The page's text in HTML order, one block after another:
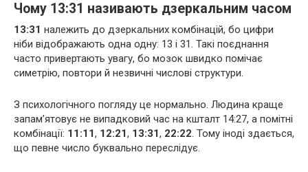
Чому 13:31 називають дзеркальним часом
13:31 належить до дзеркальних комбінацій, бо цифри
ніби відображають одна одну: 13 і 31. Такі поєднання
часто привертають увагу, бо мозок швидко помічає
симетрію, повтори й незвичні числові структури.
З психологічного погляду це нормально. Людина краще
запам’ятовує не випадковий час на кшталт 14:27, а помітні
комбінації: 11:11, 12:21, 13:31, 22:22. Тому іноді здається,
що певне число буквально переслідує.